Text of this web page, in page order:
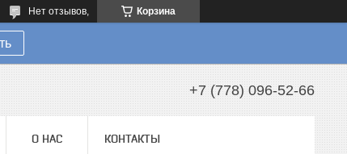
Корзина
Нет отзывов,
+7 (778) 096-52-66
О НАС КОНТАКТЫ